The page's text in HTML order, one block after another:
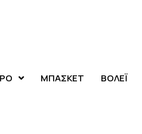
ΜΠΑΣΚΕΤ ΒΟΛΕΪ